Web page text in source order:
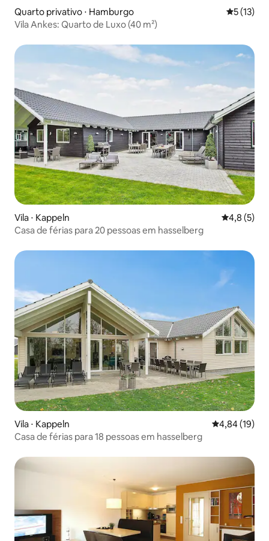
Quarto privativo ⋅ Hamburgo 5 de uma
5 (13)
Vila Ankes: Quarto de Luxo (40 m²)
Vila ⋅ Kappeln 4,8 de
4,8 (5)
Casa de férias para 20 pessoas em hasselberg
Vila ⋅ Kappeln 4,84 de uma
4,84 (19)
Casa de férias para 18 pessoas em hasselberg